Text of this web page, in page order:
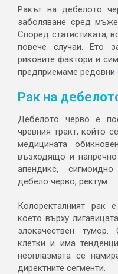
Ракът на дебелото
заболяване сред
Според статистиката,
повече случаи. Ето
риковите фактори и
предприемаме редовни
Рак на
Дебелото черво е
чревния тракт, който
медицината
възходящо и
апендикс,
дебело черво, ректум.
Колоректалният рак
което върху
злокачествен
клетки и има
неоплазмата се
директните сегменти.